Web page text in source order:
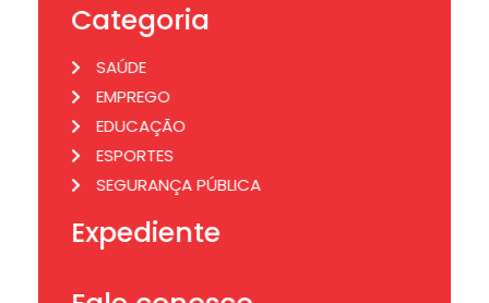
Categoria
SAÚDE
EMPREGO
EDUCAÇÃO
ESPORTES
SEGURANÇA PÚBLICA
Expediente